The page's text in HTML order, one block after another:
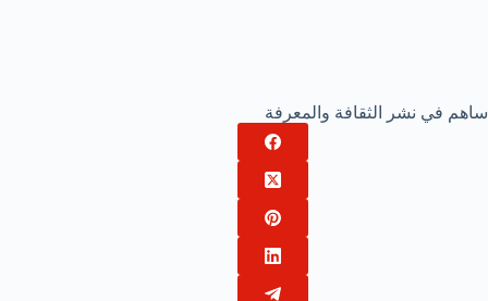
ساهم في نشر الثقافة والمعرفة